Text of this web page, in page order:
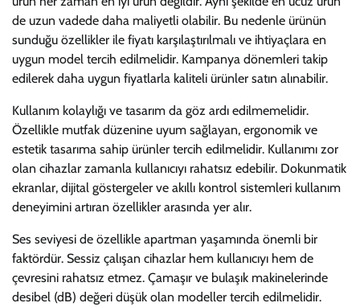
de uzun vadede daha maliyetli olabilir. Bu nedenle ürünün
sunduğu özellikler ile fiyatı karşılaştırılmalı ve ihtiyaçlara en
uygun model tercih edilmelidir. Kampanya dönemleri takip
edilerek daha uygun fiyatlarla kaliteli ürünler satın alınabilir.
Kullanım kolaylığı ve tasarım da göz ardı edilmemelidir.
Özellikle mutfak düzenine uyum sağlayan, ergonomik ve
estetik tasarıma sahip ürünler tercih edilmelidir. Kullanımı zor
olan cihazlar zamanla kullanıcıyı rahatsız edebilir. Dokunmatik
ekranlar, dijital göstergeler ve akıllı kontrol sistemleri kullanım
deneyimini artıran özellikler arasında yer alır.
Ses seviyesi de özellikle apartman yaşamında önemli bir
faktördür. Sessiz çalışan cihazlar hem kullanıcıyı hem de
çevresini rahatsız etmez. Çamaşır ve bulaşık makinelerinde
desibel (dB) değeri düşük olan modeller tercih edilmelidir.